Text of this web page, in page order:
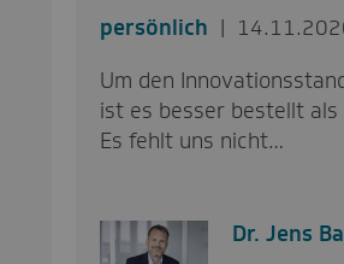
persönlich
Um den
ist es besser bestellt
Es fehlt uns nicht…
Dr. Jens